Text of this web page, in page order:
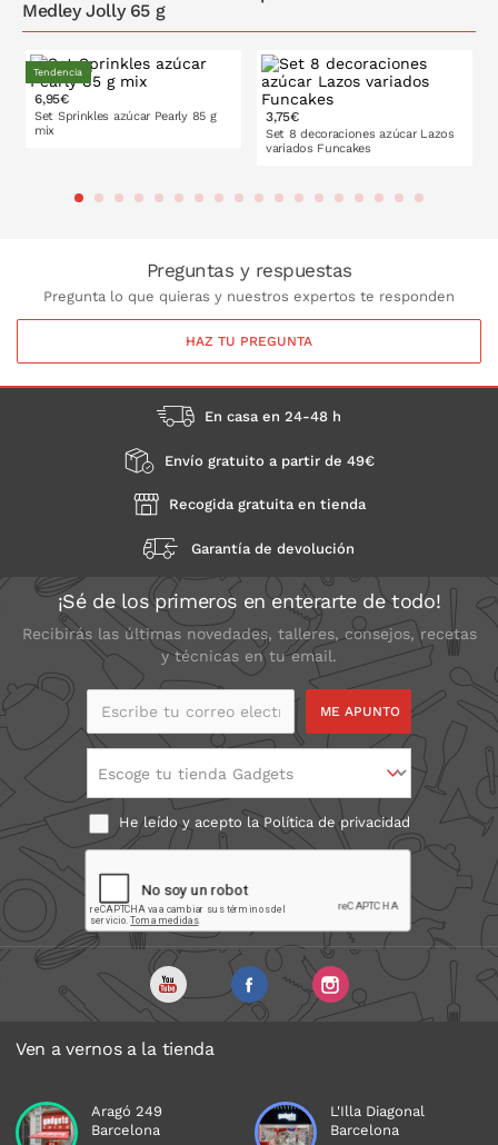
Medley Jolly 65 g
Tendencia
6,95€
Set Sprinkles azúcar Pearly 85 g
mix
3,75€
Set 8 decoraciones azúcar Lazos
variados Funcakes
Preguntas y respuestas
Pregunta lo que quieras y nuestros expertos te responden
HAZ TU PREGUNTA
En casa en 24-48 h
Envío gratuito a partir de 49€
Recogida gratuita en tienda
Garantía de devolución
¡Sé de los primeros en enterarte de todo!
Recibirás las últimas novedades, talleres, consejos, recetas
y técnicas en tu email.
Escribe tu correo
Escoge tu tienda Gadgets
He leído y acepto laPolítica de privacidad
Ven a vernos a la tienda
Aragó 249
Barcelona
L'Illa Diagonal
Barcelona